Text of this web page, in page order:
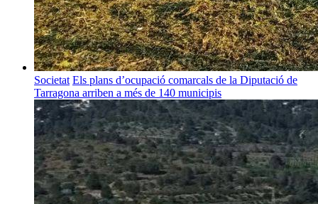
Societat Els plans d’ocupació comarcals de la Diputació de
Tarragona arriben a més de 140 municipis